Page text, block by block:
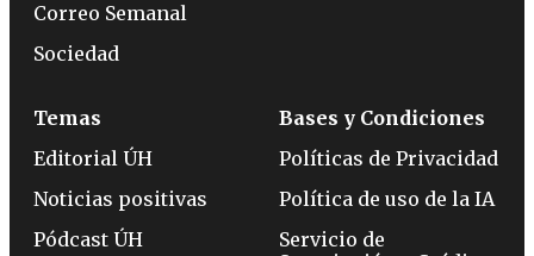
Correo Semanal
Sociedad
Temas
Editorial ÚH
Noticias positivas
Pódcast ÚH
Bases y Condiciones
Políticas de Privacidad
Política de uso de la IA
Servicio de